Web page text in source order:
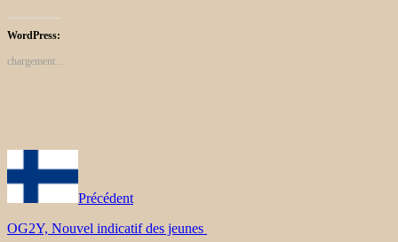
WordPress:
chargement…
Précédent
OG2Y, Nouvel indicatif des jeunes